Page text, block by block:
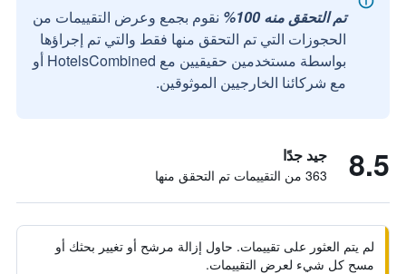
تم التحقق منه 100%
نقوم بجمع وعرض التقييمات من
الحجوزات التي تم التحقق منها فقط والتي تم إجراؤها
بواسطة مستخدمين حقيقيين مع HotelsCombined أو
مع شركائنا الخارجيين الموثوقين.
8.5 جيد جدًا
363 من التقييمات تم التحقق منها
لم يتم العثور على تقييمات. حاول إزالة مرشح أو تغيير بحثك أو
مسح كل شيء لعرض التقييمات.